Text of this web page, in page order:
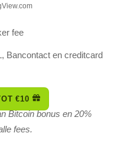
fee
Bancontact en creditcard
€10
Bitcoin bonus en 20%
fees.